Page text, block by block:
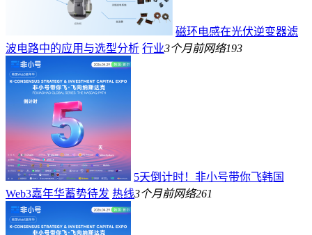
磁环电感在光伏逆变器滤
波电路中的应用与选型分析 行业3个月前网络193
5天倒计时！非小号带你飞韩国
Web3嘉年华蓄势待发 热线3个月前网络261